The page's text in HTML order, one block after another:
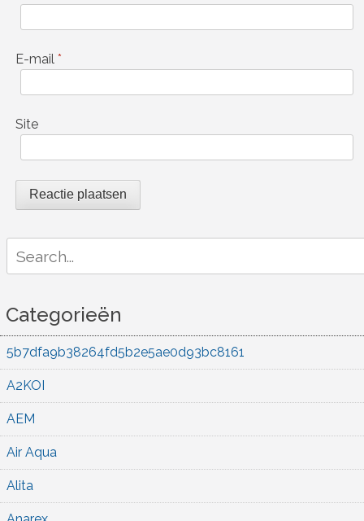
E-mail *
Site
for:
Categorieën
5b7dfa9b38264fd5b2e5ae0d93bc8161
A2KOI
AEM
Air Aqua
Alita